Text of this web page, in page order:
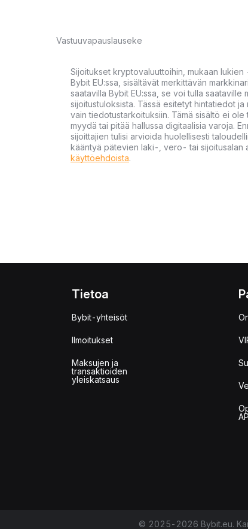
Vastuuvapauslauseke
Sijoitukset kryptovaluuttoihin, mukaan
Bybit EU:ssa, sisältävät merkittävän
saatavilla Bybit EU:ssa, se voi tulla saataville
sijoitustuloksista. Tässä esitetyt hintatiedot
vain tiedotustarkoituksiin. Tämä sisältö ei
myydä tai pitää hallussa digitaalisia varoja.
sijoittajien tulisi arvioida huolellisesti
kääntyä pätevien laki-, vero- tai sijoitusalan
käyttöehdoista.
Tietoa
Bybit-yhteisöt
Ilmoitukset
Maksujen ja
transaktioiden
yleiskatsaus
© 2025-2026 Bybit.eu.